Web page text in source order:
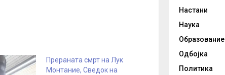
Прераната смрт на Лук
Монтание, Сведок на
Настани
Наука
Образование
Одбојка
Политика